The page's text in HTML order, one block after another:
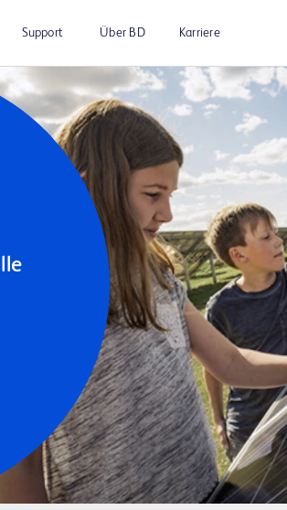
Support Über BD Karriere